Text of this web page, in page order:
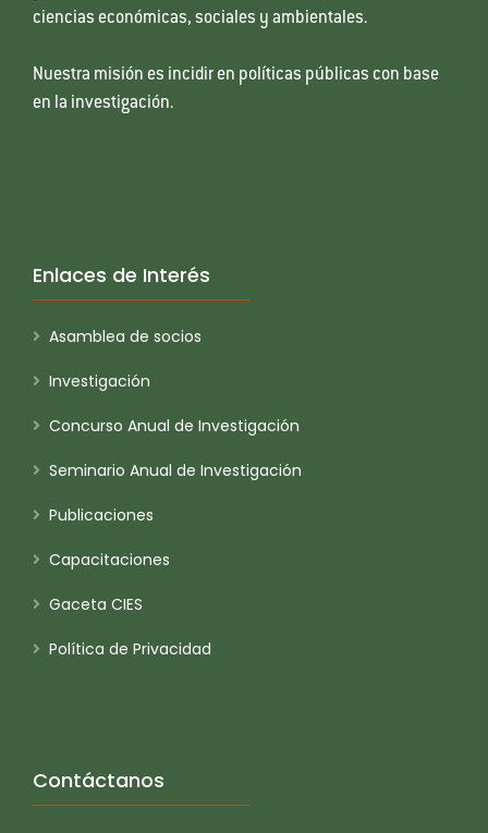
ciencias económicas, sociales y ambientales.
Nuestra misión es incidir en políticas públicas con base
en la investigación.
Enlaces de Interés
Asamblea de socios
Investigación
Concurso Anual de Investigación
Seminario Anual de Investigación
Publicaciones
Capacitaciones
Gaceta CIES
Política de Privacidad
Contáctanos